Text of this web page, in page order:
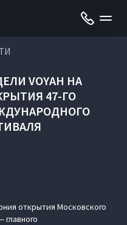
VOYAH НА
47-ГО
открытия Московского